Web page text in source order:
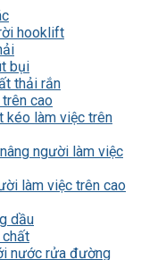
hooklift
bụi
thải rắn
cao
kéo làm việc trên
người làm việc
làm việc trên cao
dầu
chất
nước rửa đường